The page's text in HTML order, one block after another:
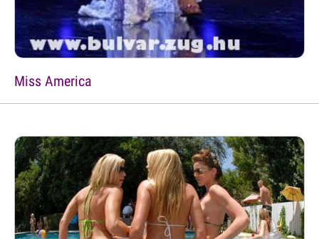
Miss America